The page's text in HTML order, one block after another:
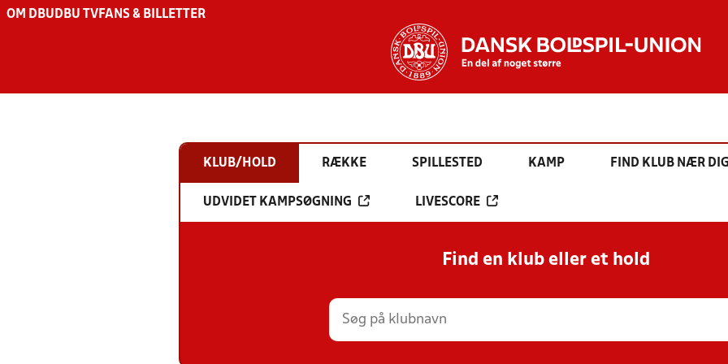
OM DBU DBU TV FANS & BILLETTER
KLUB/HOLD RÆKKE SPILLESTED KAMP FIND KLUB NÆR
UDVIDET KAMPSØGNING LIVESCORE
Find en klub eller et hold